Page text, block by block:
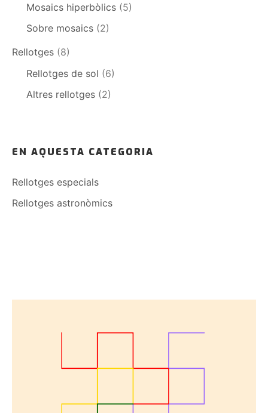
Mosaics hiperbòlics (5)
Sobre mosaics (2)
Rellotges (8)
Rellotges de sol (6)
Altres rellotges (2)
EN AQUESTA CATEGORIA
Rellotges especials
Rellotges astronòmics